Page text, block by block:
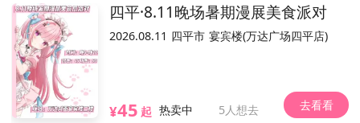
武汉·第三届超电动漫游戏嘉
年华
2025.05.31-06.01（以现场为准）
5538人想去
武汉国际会展中心
四平·8.11晚场暑期漫展美食派对
2026.08.11 四平市 宴宾楼(万达广场四平店)
¥45 起 热卖中 5人想去 去看看